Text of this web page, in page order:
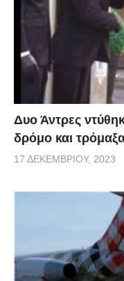
Δυο Άντρες
δρόμο και
17 ΔΕΚΕΜΒΡΊΟΥ, 2023